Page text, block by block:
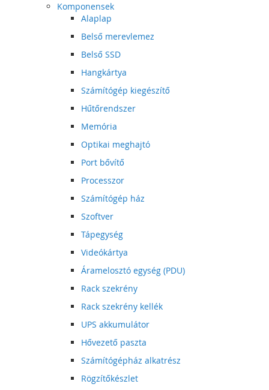
Komponensek
Alaplap
Belső merevlemez
Belső SSD
Hangkártya
Számítógép kiegészítő
Hűtőrendszer
Memória
Optikai meghajtó
Port bővítő
Processzor
Számítógép ház
Szoftver
Tápegység
Videókártya
Áramelosztó egység (PDU)
Rack szekrény
Rack szekrény kellék
UPS akkumulátor
Hővezető paszta
Számítógépház alkatrész
Rögzítőkészlet